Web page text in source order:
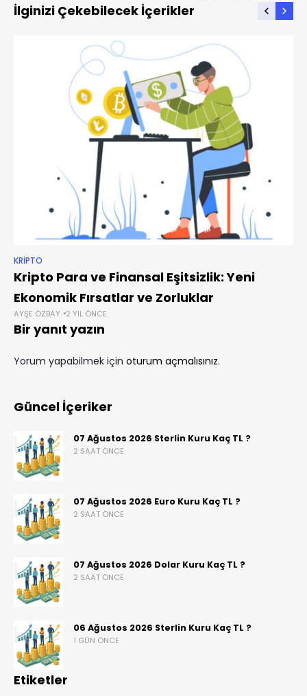
İlginizi Çekebilecek İçerikler
KRIPTO
Kripto Para ve Finansal Eşitsizlik: Yeni
Ekonomik Fırsatlar ve Zorluklar
AYŞE ÖZBAY 2 YIL ÖNCE
Bir yanıt yazın
Yorum yapabilmek için oturum açmalısınız.
Güncel İçeriker
07 Ağustos 2026 Sterlin Kuru Kaç TL ?
2 SAAT ÖNCE
07 Ağustos 2026 Euro Kuru Kaç TL ?
2 SAAT ÖNCE
07 Ağustos 2026 Dolar Kuru Kaç TL ?
2 SAAT ÖNCE
06 Ağustos 2026 Sterlin Kuru Kaç TL ?
1 GÜN ÖNCE
Etiketler